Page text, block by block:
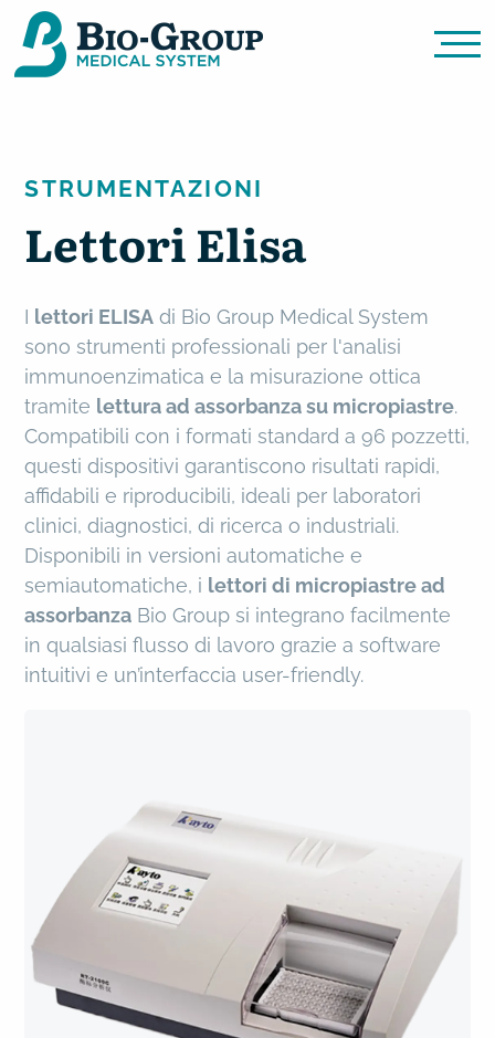
Bio Group Medical System
STRUMENTAZIONI
Lettori Elisa
I lettori ELISA di Bio Group Medical System
sono strumenti professionali per l'analisi
immunoenzimatica e la misurazione ottica
tramite lettura ad assorbanza su micropiastre.
Compatibili con i formati standard a 96 pozzetti,
questi dispositivi garantiscono risultati rapidi,
affidabili e riproducibili, ideali per laboratori
clinici, diagnostici, di ricerca o industriali.
Disponibili in versioni automatiche e
semiautomatiche, i lettori di micropiastre ad
assorbanza Bio Group si integrano facilmente
in qualsiasi flusso di lavoro grazie a software
intuitivi e un’interfaccia user-friendly.